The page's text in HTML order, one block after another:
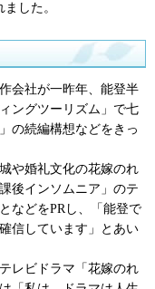
した。
会社が一昨年、能登半
ングツーリズム」で七
の続編構想などをきっ
や婚礼文化の花嫁のれ
後インソムニア」のテ
などをPRし、「能登で
信しています」とあい
レビドラマ「花嫁のれ